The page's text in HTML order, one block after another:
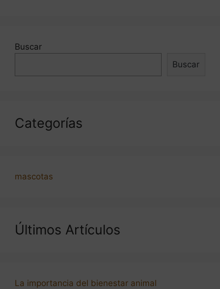
Buscar
Buscar
Categorías
mascotas
Últimos Artículos
La importancia del bienestar animal